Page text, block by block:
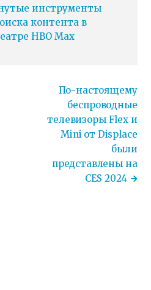
инструменты
контента в
HBO Max
По-настоящему
беспроводные
телевизоры Flex и
Mini от Displace
были
представлены на
CES 2024